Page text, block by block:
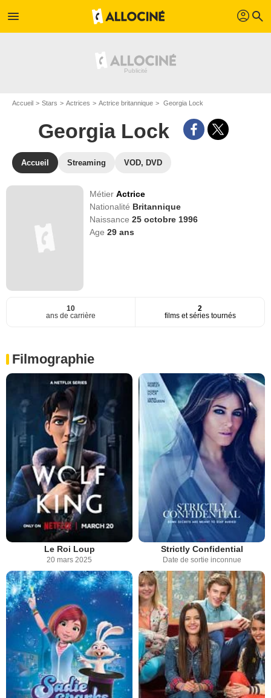
menu profil search
Accueil Stars Actrices Actrice britannique Georgia Lock
Georgia Lock
Accueil Streaming VOD, DVD
MétierActrice
Nationalité Britannique
Naissance25 octobre 1996
Age29 ans
10
ans de carrière
2
films et séries tournés
Filmographie
Le Roi Loup
20 mars 2025
Strictly Confidential
Date de sortie inconnue